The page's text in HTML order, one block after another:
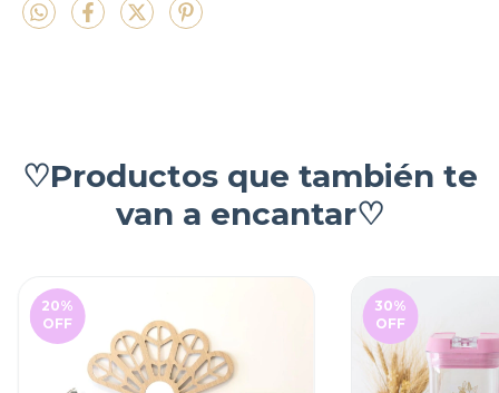
♡Productos que también te
van a encantar♡
20%
OFF
30%
OFF